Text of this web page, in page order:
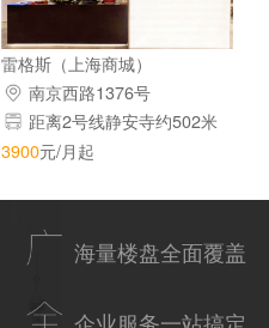
雷格斯（上海商城）
南京西路1376号
距离2号线静安寺约502米
3900元/月起
海量楼盘全面覆盖